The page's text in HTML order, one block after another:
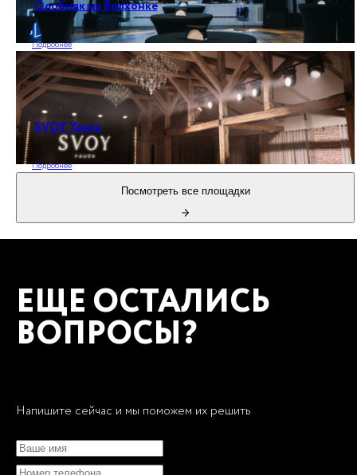
Особняк на Волхонке
Подробнее
SVOY Yauza
Подробнее
Посмотреть все площадки
ЕЩЕ ОСТАЛИСЬ
ВОПРОСЫ?
Напишите сейчас и мы поможем их решить